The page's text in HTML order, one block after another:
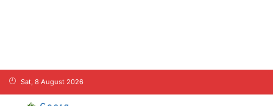
Sat, 8 August 2026